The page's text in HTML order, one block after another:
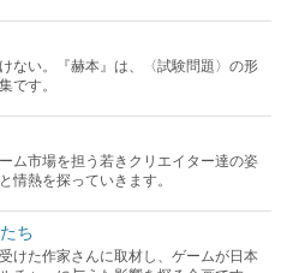
ない。『赫本』は、〈試験問題〉の形
です。
ム市場を担う若きクリエイター達の姿
情熱を探っていきます。
ち
けた作家さんに取材し、ゲームが日本